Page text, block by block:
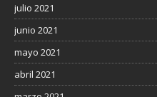
julio 2021
junio 2021
mayo 2021
abril 2021